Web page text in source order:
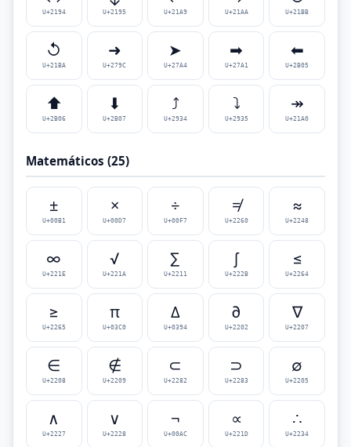
U+2194 U+2195 U+21A9 U+21AA U+21BB
↺
U+21BA
➜
U+279C
➤
U+27A4
➡
U+27A1
⬅
U+2B05
⬆
U+2B06
⬇
U+2B07
⤴
U+2934
⤵
U+2935
↠
U+21A0
Matemáticos (25)
±
U+00B1
×
U+00D7
÷
U+00F7
≠
U+2260
≈
U+2248
∞
U+221E
√
U+221A
∑
U+2211
∫
U+222B
≤
U+2264
≥
U+2265
π
U+03C0
Δ
U+0394
∂
U+2202
∇
U+2207
∈
U+2208
∉
U+2209
⊂
U+2282
⊃
U+2283
∅
U+2205
∧
U+2227
∨
U+2228
¬
U+00AC
∝
U+221D
∴
U+2234